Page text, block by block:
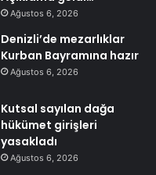
Ağustos 6, 2026
Denizli’de mezarlıklar
Kurban Bayramına hazır
Ağustos 6, 2026
Kutsal sayılan dağa
hükümet girişleri
yasakladı
Ağustos 6, 2026